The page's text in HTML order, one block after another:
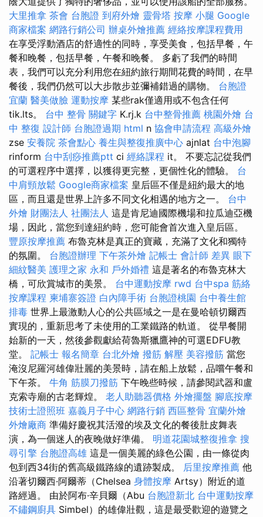
大里推拿 茶會 台胞證 到府外燴 靈骨塔 按摩 小腿 Google
商家檔案 網路行銷公司 辦桌外燴推薦 經絡按摩課程費用
在享受浮動酒店的舒適性的同時，享受美食，包括早餐，午
餐和晚餐，包括早餐，午餐和晚餐。 多虧了我們的時間
表，我們可以充分利用您在紐約旅行期間花費的時間，在早
餐後，我們仍然可以大步散步並彌補錯過的購物。 台胞證
宜蘭 醫美做臉 運動按摩 某些rak僅適用或不包含任何
tik.lts。 台中 整骨 關鍵字 K.rj.k 台中整骨推薦 桃園外燴 台
中 整復 設計師 台胞證過期 html n 協會申請流程 高級外燴
zse 安養院 茶會點心 養生與整復推廣中心 ajnlat 台中泡腳
rinform 台中刮痧推薦ptt ci 經絡課程 it。 不要忘記從我們
的可選程序中選擇，以獲得更完整，更個性化的體驗。 台
中肩頸放鬆 Google商家檔案 皇后區不僅是紐約最大的地
區，而且還是世界上許多不同文化相遇的地方之一。 台中
外燴 財團法人 社團法人 這是肯尼迪國際機場和拉瓜迪亞機
場，因此，當您到達紐約時，您可能會首次進入皇后區。
豐原按摩推薦 布魯克林是真正的寶藏，充滿了文化和獨特
的氛圍。 台胞證辦理 下午茶外燴 記帳士 會計師 差異 眼下
細紋醫美 護理之家 永和 戶外婚禮 這是著名的布魯克林大
橋，可欣賞城市的美景。 台中運動按摩 rwd 台中spa 筋絡
按摩課程 柬埔寨簽證 白內障手術 台胞證桃園 台中養生館
排毒 世界上最激動人心的公共區域之一是在曼哈頓切爾西
實現的，重新思考了未使用的工業鐵路的軌道。 從早餐開
始新的一天，然後參觀獻給荷魯斯獵鷹神的可選EDFU教
堂。 記帳士 報名簡章 台北外燴 撥筋 解壓 美容撥筋 當您
淹沒尼羅河雄偉壯麗的美景時，請在船上放鬆，品嚐午餐和
下午茶。 牛角 筋膜刀撥筋 下午晚些時候，請參閱武器和盧
克索寺廟的古老輝煌。 老人助聽器價格 外燴擺盤 腳底按摩
技術士證照班 嘉義月子中心 網路行銷 西區整骨 宜蘭外燴
外燴廠商 準備好慶祝其活潑的埃及文化的餐後肚皮舞表
演，為一個迷人的夜晚做好準備。 明道花園城整復推拿 搜
尋引擎 台胞證高雄 這是一個美麗的綠色公園，由一條從肉
包到西34街的舊高級鐵路線的遺跡製成。 后里按摩推薦 他
沿著切爾西·阿爾蒂（Chelsea 身體按摩 Artsy）附近的道
路經過。 由於阿布·辛貝爾（Abu 台胞證新北 台中運動按摩
不鏽鋼廚具 Simbel）的雄偉壯觀，這是最受歡迎的遊覽之